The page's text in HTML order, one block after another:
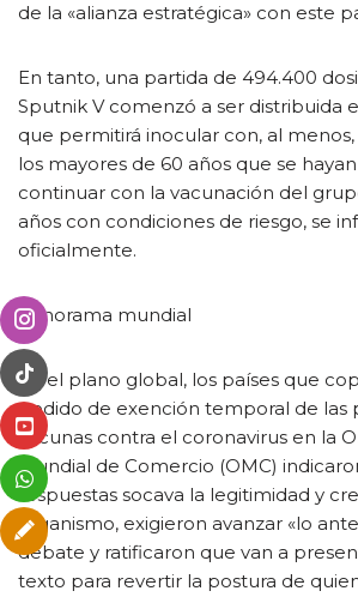
de la «alianza estratégica» con este
En tanto, una partida de 494.400
Sputnik V comenzó a ser distribuida
que permitirá inocular con, al
los mayores de 60 años que se
continuar con la vacunación del
años con condiciones de riesgo, se
oficialmente.
Panorama mundial
En el plano global, los países que
pedido de exención temporal de las
vacunas contra el coronavirus en la
Mundial de Comercio (OMC)
respuestas socava la legitimidad y
organismo, exigieron avanzar «lo
debate y ratificaron que van a
texto para revertir la postura de